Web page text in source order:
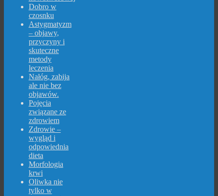
Dobro w
czosnku
Astygmatyzm
– objawy,
przyczyny i
skuteczne
metody
leczenia
Nałóg, zabija
ale nie bez
objawów.
Pojęcia
związane ze
zdrowiem
Zdrowie –
wygląd i
odpowiednia
dieta
Morfologia
krwi
Oliwka nie
tylko w